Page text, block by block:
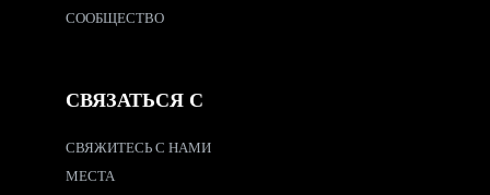
СООБЩЕСТВО
СВЯЗАТЬСЯ С
СВЯЖИТЕСЬ С НАМИ
МЕСТА